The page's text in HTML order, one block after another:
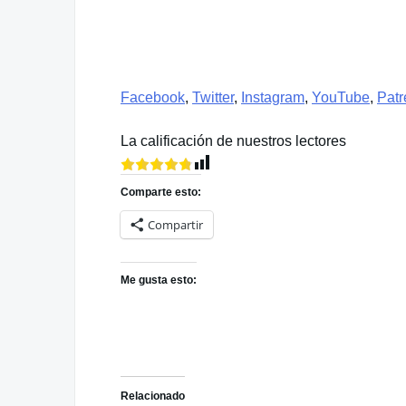
Facebook, Twitter, Instagram, YouTube,
La calificación de nuestros lectores
Comparte esto:
Compartir
Me gusta esto:
Relacionado